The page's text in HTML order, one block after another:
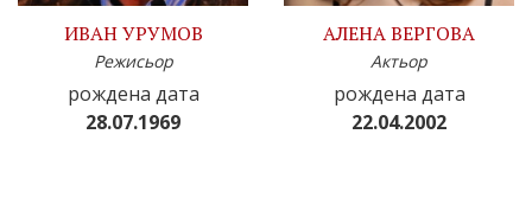
ИВАН УРУМОВ
Режисьор
рождена дата
28.07.1969
АЛЕНА ВЕРГОВА
Актьор
рождена дата
22.04.2002